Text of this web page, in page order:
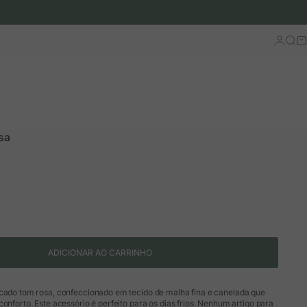
Iniciar
ADICIONAR AO CARRINHO
tom rosa, confeccionado em tecido de malha fina e canelada que
Este acessório é perfeito para os dias frios. Nenhum artigo para